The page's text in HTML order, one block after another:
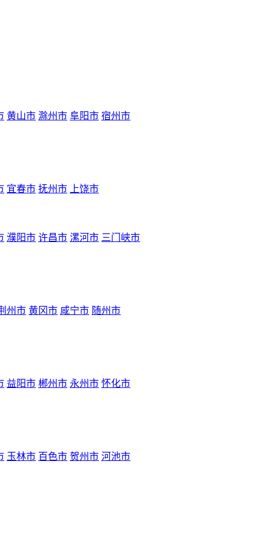
黄山市 滁州市 阜阳市 宿州市
宜春市 抚州市 上饶市
濮阳市 许昌市 漯河市 三门峡市
州市 黄冈市 咸宁市 随州市
益阳市 郴州市 永州市 怀化市
玉林市 百色市 贺州市 河池市